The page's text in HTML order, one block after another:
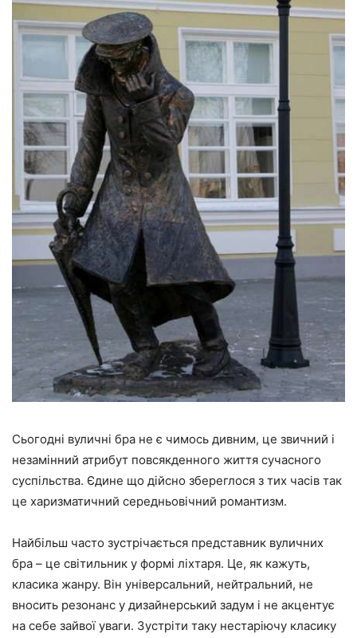
Сьогодні вуличні бра не є чимось дивним, це звичний і
незамінний атрибут повсякденного життя сучасного
суспільства. Єдине що дійсно збереглося з тих часів так
це харизматичний середньовічний романтизм.
Найбільш часто зустрічається представник вуличних
бра – це світильник у формі ліхтаря. Це, як кажуть,
класика жанру. Він універсальний, нейтральний, не
вносить резонанс у дизайнерський задум і не акцентує
на себе зайвої уваги. Зустріти таку нестаріючу класику